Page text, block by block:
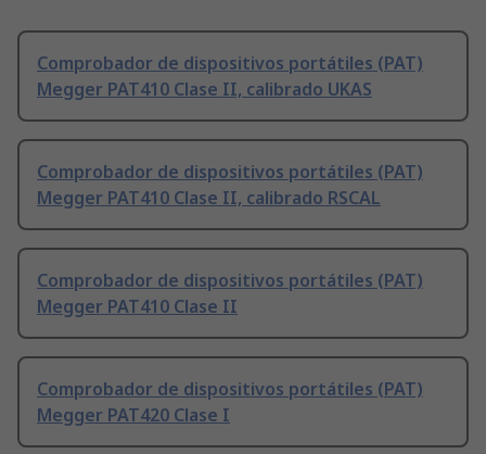
Comprobador de dispositivos portátiles (PAT)
Megger PAT410 Clase II, calibrado UKAS
Comprobador de dispositivos portátiles (PAT)
Megger PAT410 Clase II, calibrado RSCAL
Comprobador de dispositivos portátiles (PAT)
Megger PAT410 Clase II
Comprobador de dispositivos portátiles (PAT)
Megger PAT420 Clase I